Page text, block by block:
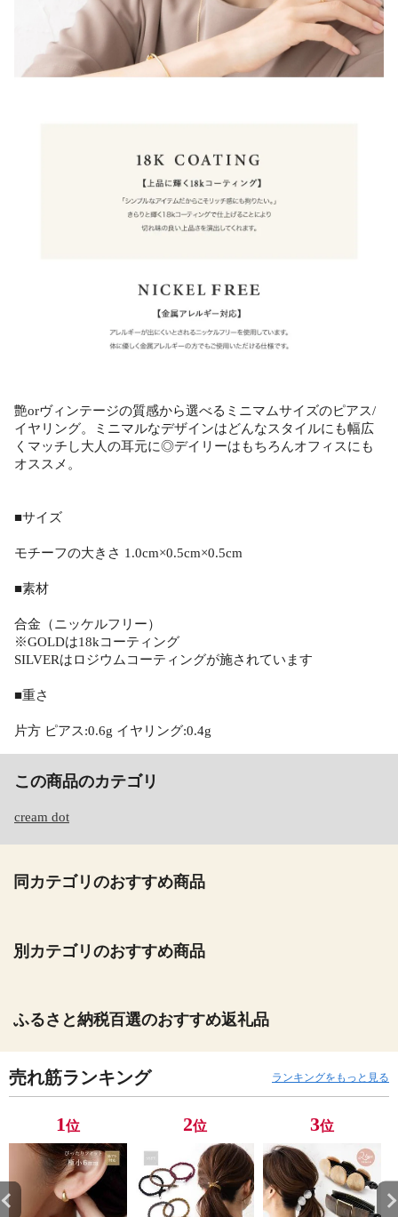
艶orヴィンテージの質感から選べるミニマムサイズのピアス/
イヤリング。ミニマルなデザインはどんなスタイルにも幅広
くマッチし大人の耳元に◎デイリーはもちろんオフィスにも
オススメ。
■サイズ
モチーフの大きさ 1.0cm×0.5cm×0.5cm
■素材
合金（ニッケルフリー）
※GOLDは18kコーティング
SILVERはロジウムコーティングが施されています
■重さ
片方 ピアス:0.6g イヤリング:0.4g
この商品のカテゴリ
cream dot
同カテゴリのおすすめ商品
別カテゴリのおすすめ商品
ふるさと納税百選のおすすめ返礼品
売れ筋ランキング ランキングをもっと見る
1位 2位 3位